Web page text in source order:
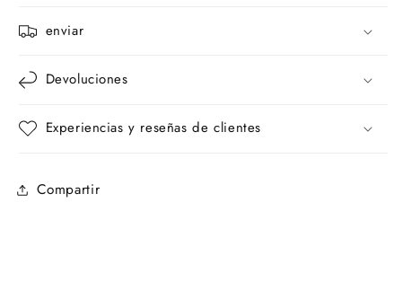
enviar
Devoluciones
Experiencias y reseñas de clientes
Compartir